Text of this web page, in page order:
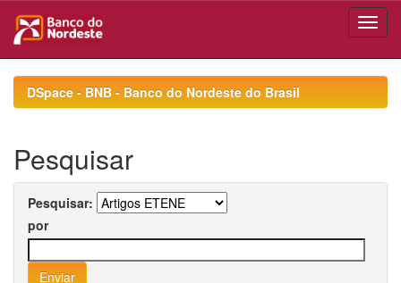
navigationDSpace - BNB - Banco do Nordeste do Brasil
Pesquisar
Pesquisar:
por